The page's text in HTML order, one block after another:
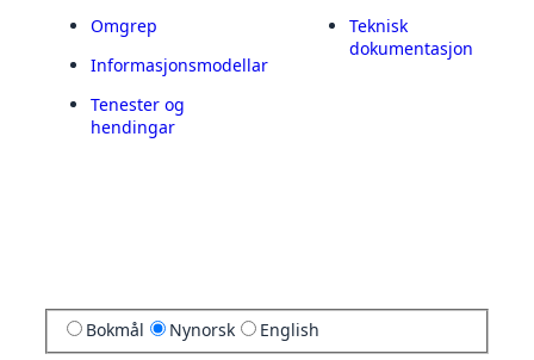
Omgrep
Informasjonsmodellar
Tenester og
hendingar
Teknisk
dokumentasjon
Bokmål Nynorsk English